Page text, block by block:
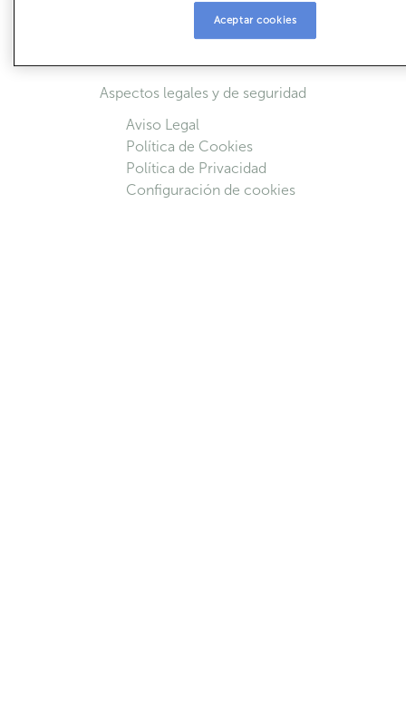
Acceso colaboradores
Quiénes Somos
Aspectos legales y de seguridad
Aviso Legal
Política de Cookies
Política de Privacidad
Configuración de cookies
Aceptar cookies